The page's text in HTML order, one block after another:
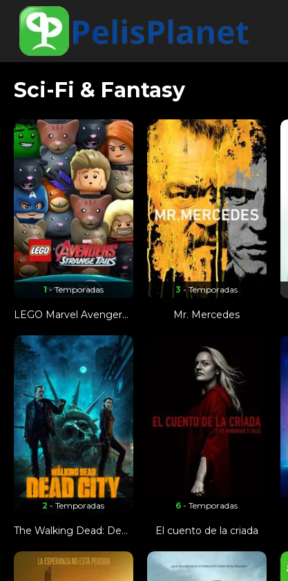
Sci-Fi & Fantasy
1- Temporadas
LEGO Marvel Avengers: Historias extrañas
3- Temporadas
Mr. Mercedes
2- Temporadas
The Walking Dead: Dead City
6- Temporadas
El cuento de la criada